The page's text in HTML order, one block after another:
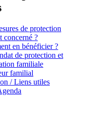
de protection
concerné ?
en bénéficier ?
de protection et
familiale
familial
/ Liens utiles